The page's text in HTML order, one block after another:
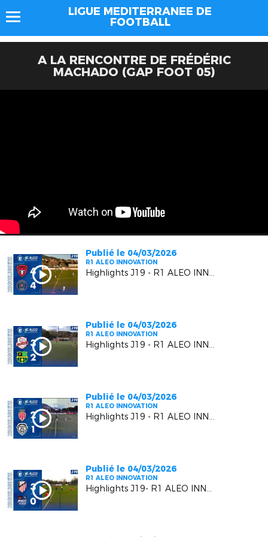
LIGUE MEDITERRANEE DE
FOOTBALL
A LA RENCONTRE DE FRÉDÉRIC
MACHADO (GAP FOOT 05)
Publié le 04/03/2026
R1 ALEO INNOVATION
Highlights J19 - R1 ALEO INNOVATION | Six Fours Le Brusc VS RC Pays de Grasse 2
Publié le 04/03/2026
R1 ALEO INNOVATION
Highlights J19 - R1 ALEO INNOVATION | Luynes S VS US Carqueiranne Crau
Publié le 04/03/2026
R1 ALEO INNOVATION
Highlights J19 - R1 ALEO INNOVATION | AS Monaco FC 2 VS FC Beausoleil
Publié le 04/03/2026
R1 ALEO INNOVATION
Highlights J19- R1 ALEO INNOVATION | AC Vedène Le Pontet VS AS Cagnes Le Cros